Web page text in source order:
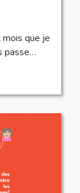
mois que je
passe…